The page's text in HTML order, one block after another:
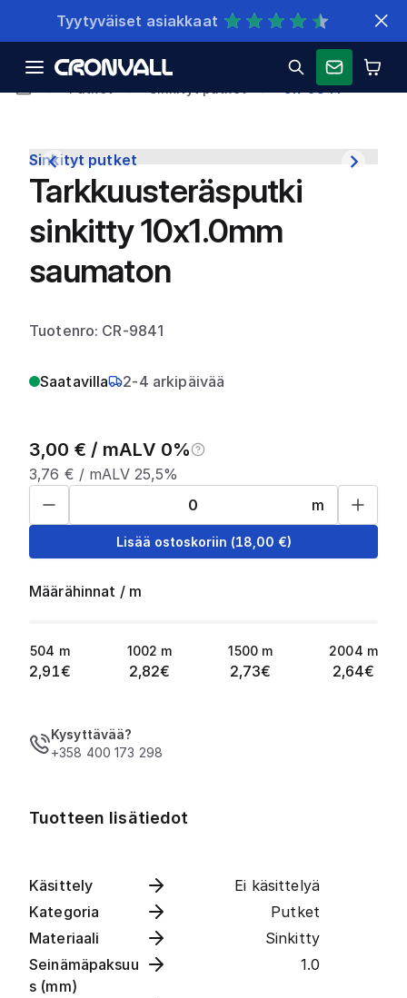
Nopeat toimitukset
CR-9841
Sinkityt putket
Tarkkuusteräsputki
sinkitty 10x1.0mm
saumaton
Tuotenro: CR-9841
Saatavilla 2-4 arkipäivää
3,00 € / mALV 0%
3,76 € / mALV 25,5%
m
Lisää ostoskoriin (18,00 €)
Määrähinnat / m
504 m
2,91€
1002 m
2,82€
1500 m
2,73€
2004 m
2,64€
Kysyttävää?
+358 400 173 298
Tuotteen lisätiedot
Käsittely
Ei käsittelyä
Kategoria
Putket
Materiaali
Sinkitty
Seinämäpaksuu
s (mm)
1.0